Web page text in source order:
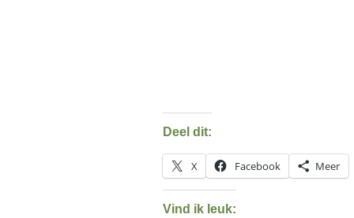
Deel dit:
X Facebook Meer
Vind ik leuk: